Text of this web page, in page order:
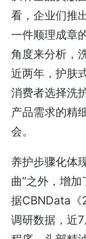
看，企业们推
一件顺理成章
角度来分析，
近两年，护肤
消费者选择洗
产品需求的精
会。
养护步骤化体
曲”之外，增
据CBNData《
调研数据，近